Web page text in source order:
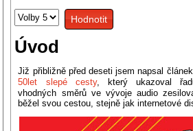
Hodnoťte
prosím
Úvod
Již přibližně před deseti jsem napsal článek
50let slepé cesty, který ukazoval
vhodných směrů ve vývoje audio
běžel svou cestou, stejně jak internetové